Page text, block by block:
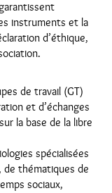
instruments et la
d’éthique,
de travail (GT)
et d’échanges
la base de la libre
spécialisées
de thématiques de
sociaux,